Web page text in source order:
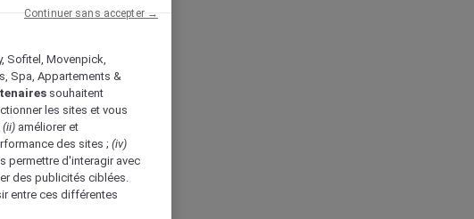
Sofitel, Movenpick,
Spa, Appartements &
souhaitent
les sites et vous
(ii) améliorer et
des sites ; (iv)
permettre d'interagir avec
des publicités ciblées.
entre ces différentes
Continuer sans accepter →